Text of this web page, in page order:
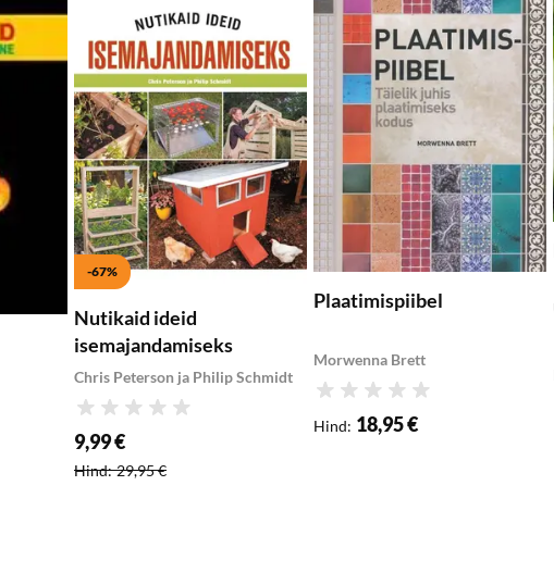
Lisa soovikorvi
-67%
Nutikaid ideid
isemajandamiseks
Chris Peterson ja Philip Schmidt
Hinnang
Soodushind
9,99 €
Hind: 29,95 €
Lisa soovikorvi
Lisa ostukorvi
Plaatimispiibel
Morwenna Brett
Hinnang
Hind: 18,95 €
Lisa ostukorvi